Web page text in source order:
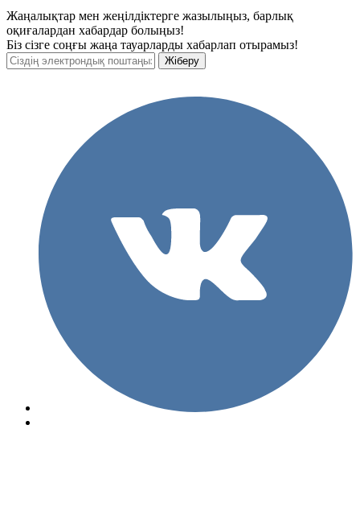
Жаңалықтар мен жеңілдіктерге жазылыңыз, барлық
оқиғалардан хабардар болыңыз!
Біз сізге соңғы жаңа тауарларды хабарлап отырамыз!